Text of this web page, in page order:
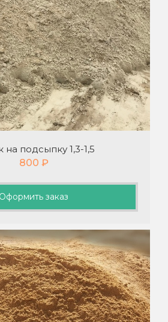
на подсыпку 1,3-1,5
800 ₽
Оформить заказ